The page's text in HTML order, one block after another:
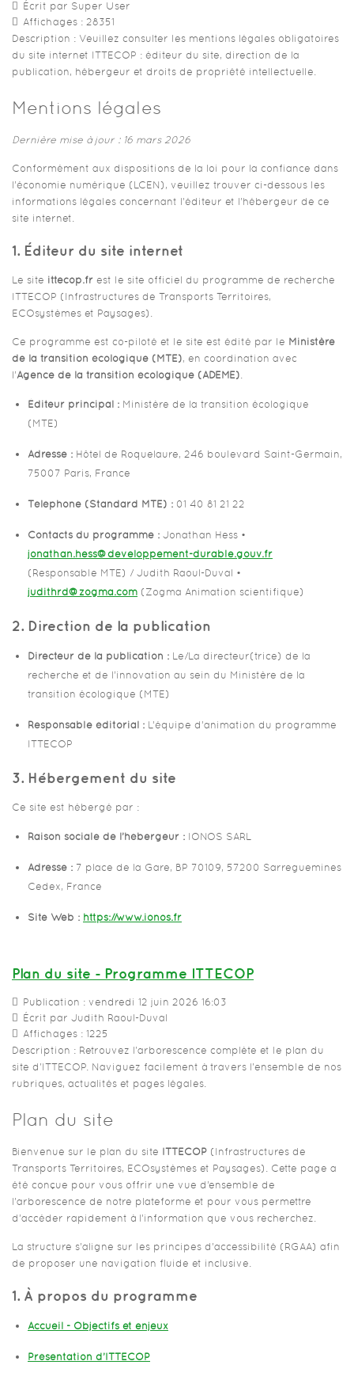
Écrit par Super User
Affichages : 28351
Description : Veuillez consulter les mentions légales obligatoires
du site internet ITTECOP : éditeur du site, direction de la
publication, hébergeur et droits de propriété intellectuelle.
Mentions légales
Dernière mise à jour : 16 mars 2026
Conformément aux dispositions de la loi pour la confiance dans
l’économie numérique (LCEN), veuillez trouver ci-dessous les
informations légales concernant l’éditeur et l’hébergeur de ce
site internet.
1. Éditeur du site internet
Le site ittecop.fr est le site officiel du programme de recherche
ITTECOP (Infrastructures de Transports Territoires,
ECOsystèmes et Paysages).
Ce programme est co-piloté et le site est édité par le Ministère
de la transition écologique (MTE), en coordination avec
l’Agence de la transition écologique (ADEME).
Éditeur principal : Ministère de la transition écologique
(MTE)
Adresse : Hôtel de Roquelaure, 246 boulevard Saint-Germain,
75007 Paris, France
Téléphone (Standard MTE) : 01 40 81 21 22
Contacts du programme : Jonathan Hess •
jonathan.hess@developpement-durable.gouv.fr
(Responsable MTE) / Judith Raoul-Duval •
judithrd@zogma.com (Zogma Animation scientifique)
2. Direction de la publication
Directeur de la publication : Le/La directeur(trice) de la
recherche et de l’innovation au sein du Ministère de la
transition écologique (MTE)
Responsable éditorial : L’équipe d’animation du programme
ITTECOP
3. Hébergement du site
Ce site est hébergé par :
Raison sociale de l’hébergeur : IONOS SARL
Adresse : 7 place de la Gare, BP 70109, 57200 Sarreguemines
Cedex, France
Site Web : https://www.ionos.fr
Plan du site - Programme ITTECOP
Publication : vendredi 12 juin 2026 16:03
Écrit par Judith Raoul-Duval
Affichages : 1225
Description : Retrouvez l'arborescence complète et le plan du
site d'ITTECOP. Naviguez facilement à travers l'ensemble de nos
rubriques, actualités et pages légales.
Plan du site
Bienvenue sur le plan du site ITTECOP (Infrastructures de
Transports Territoires, ECOsystèmes et Paysages). Cette page a
été conçue pour vous offrir une vue d’ensemble de
l’arborescence de notre plateforme et pour vous permettre
d’accéder rapidement à l’information que vous recherchez.
La structure s’aligne sur les principes d’accessibilité (RGAA) afin
de proposer une navigation fluide et inclusive.
1. À propos du programme
Accueil - Objectifs et enjeux
Présentation d’ITTECOP